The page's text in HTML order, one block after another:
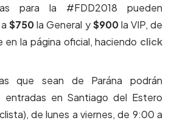
para la #FDD2018 pueden
$750la General y$900la VIP, de
en la página oficial, haciendo click
que sean de Parána podrán
entradas en Santiago del Estero
de lunes a viernes, de 9:00 a